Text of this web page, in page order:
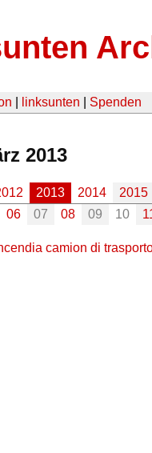
linksunten Spenden
2013
2013 2014
2015
06 07 08 09 10
camion di